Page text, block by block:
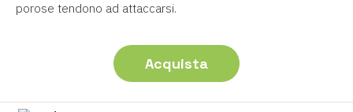
porose tendono ad attaccarsi.
Acquista